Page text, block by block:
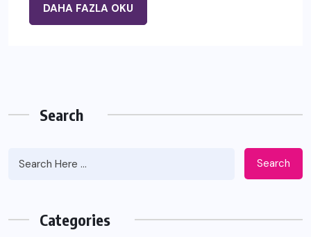
DAHA FAZLA OKU
Search
Search
Categories